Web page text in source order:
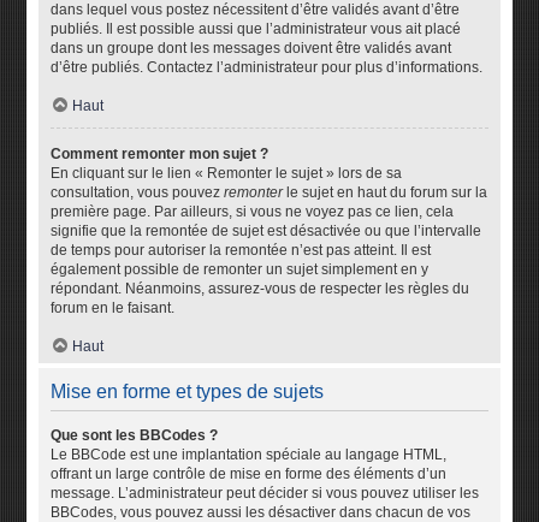
dans lequel vous postez nécessitent d’être validés avant d’être
publiés. Il est possible aussi que l’administrateur vous ait placé
dans un groupe dont les messages doivent être validés avant
d’être publiés. Contactez l’administrateur pour plus d’informations.
Haut
Comment remonter mon sujet ?
En cliquant sur le lien « Remonter le sujet » lors de sa
consultation, vous pouvezremonterle sujet en haut du forum sur la
première page. Par ailleurs, si vous ne voyez pas ce lien, cela
signifie que la remontée de sujet est désactivée ou que l’intervalle
de temps pour autoriser la remontée n’est pas atteint. Il est
également possible de remonter un sujet simplement en y
répondant. Néanmoins, assurez-vous de respecter les règles du
forum en le faisant.
Haut
Mise en forme et types de sujets
Que sont les BBCodes ?
Le BBCode est une implantation spéciale au langage HTML,
offrant un large contrôle de mise en forme des éléments d’un
message. L’administrateur peut décider si vous pouvez utiliser les
BBCodes, vous pouvez aussi les désactiver dans chacun de vos